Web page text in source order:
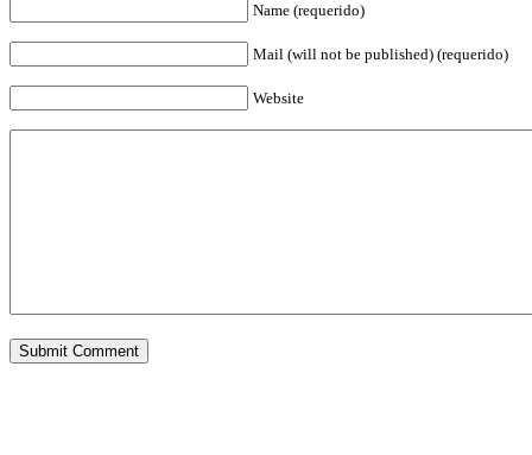
Name (requerido)
Mail (will not be published) (requerido)
Website